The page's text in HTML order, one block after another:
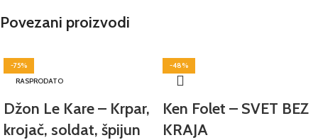
Povezani proizvodi
-75%
RASPRODATO
Džon Le Kare – Krpar,
krojač, soldat, špijun
-48%
Ken Folet – SVET BEZ
KRAJA